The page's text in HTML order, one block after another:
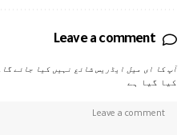
Leave a comment
آپ کا ای میل ایڈریس شائع نہیں کیا جائے گا۔
کیا گیا ہے